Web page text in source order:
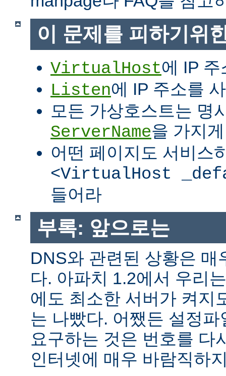
이 문제를 피하기위
VirtualHost에 IP
Listen에 IP 주소를
모든 가상호스트는 명
ServerName을 가지
어떤 페이지도 서비스
<VirtualHost
들어라
부록: 앞으로는
DNS와 관련된 상황은 매
다. 아파치 1.2에서 우리
에도 최소한 서버가 켜지
는 나빴다. 어쨌든 설정
요구하는 것은 번호를 다
인터넷에 매우 바람직하